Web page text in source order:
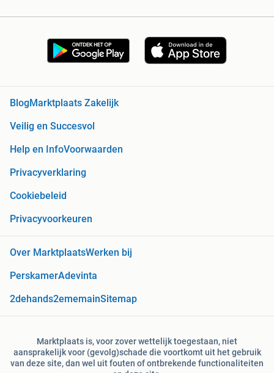
BlogMarktplaats Zakelijk
Veilig en Succesvol
Help en InfoVoorwaarden
Privacyverklaring
Cookiebeleid
Privacyvoorkeuren
Over MarktplaatsWerken bij
PerskamerAdevinta
2dehands2ememainSitemap
Marktplaats is, voor zover wettelijk toegestaan, niet
aansprakelijk voor (gevolg)schade die voortkomt uit het gebruik
van deze site, dan wel uit fouten of ontbrekende functionaliteiten